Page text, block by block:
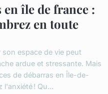
en île de france :
en toute
son espace de vie peut
ardue et stressante. Mais
de débarras en Île-de-
l'anxiété ! Qu...